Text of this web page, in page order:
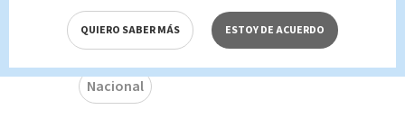
TAGS RELACIONADOS:
Nacional
QUIERO SABER MÁS ESTOY DE ACUERDO